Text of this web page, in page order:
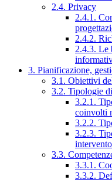
2.4. Privacy
2.4.1.
2.4.2.
2.4.3. Le
3. Pianificazione,
3.1. Obiettivi
3.2. Tipologie
3.2.1.
coinvolti
3.2.2.
3.2.3.
intervento
3.3.
3.3.1.
3.3.2.